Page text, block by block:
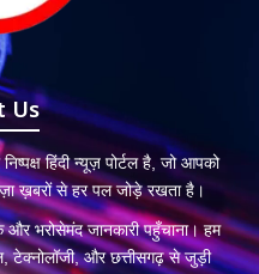
Us
हिंदी न्यूज़ पोर्टल है, जो आपको
ख़बरों से हर पल जोड़े रखता है।
भरोसेमंद जानकारी पहुँचाना। हम
टेक्नोलॉजी, और छत्तीसगढ़ से जुड़ी